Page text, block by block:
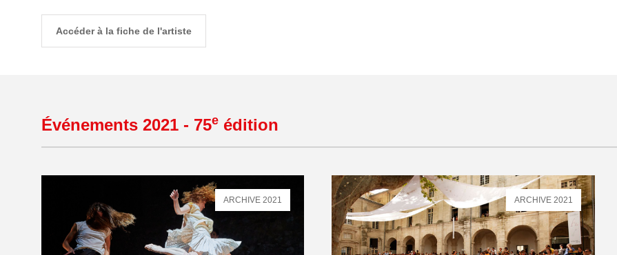
Accéder à la fiche de l'artiste
Événements 2021 - 75e édition
ARCHIVE 2021 ARCHIVE 2021